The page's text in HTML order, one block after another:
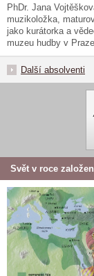
PhDr. Jana
muzikoložka,
jako kurátorka a
muzeu hudby v Praze.
Další absolventi
Svět v roce